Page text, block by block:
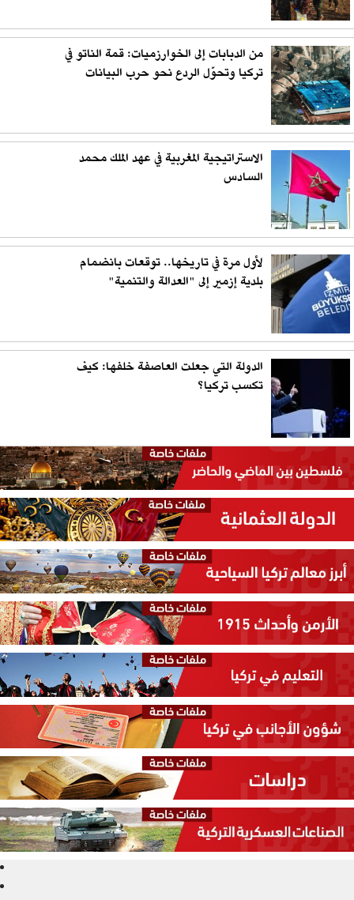
من الدبابات إلى الخوارزميات: قمة الناتو في
تركيا وتحوّل الردع نحو حرب البيانات
الاستراتيجية المغربية في عهد الملك محمد
السادس
لأول مرة في تاريخها.. توقعات بانضمام
بلدية إزمير إلى "العدالة والتنمية"
الدولة التي جعلت العاصفة خلفها: كيف
تكسب تركيا؟